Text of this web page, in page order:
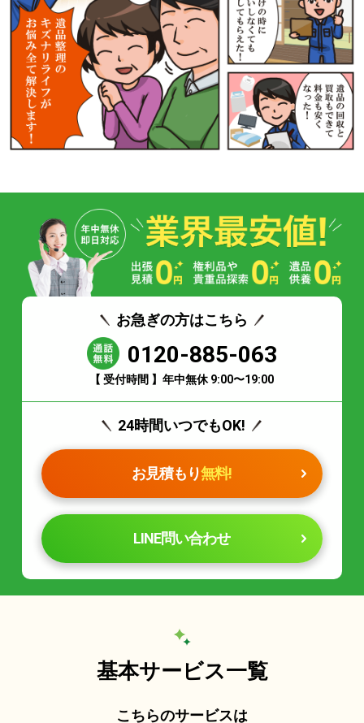
お急ぎの方はこちら
0120-885-063
【 受付時間 】年中無休 9:00〜19:00
24時間いつでもOK!
お見積もり無料!
LINE問い合わせ
基本サービス一覧
こちらのサービスは